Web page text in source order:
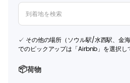
✓ その他の場所（ソウル駅/水西駅、金海
でのピックアップは「Airbnb」を選択し
📦荷物